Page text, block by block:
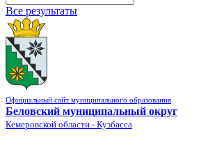
Все результаты
Официальный сайт муниципального образования
Беловский муниципальный округ
Кемеровской области - Кузбасса